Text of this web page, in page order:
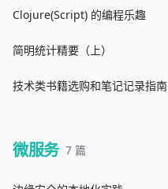
Clojure(Script) 的编程乐趣
简明统计精要（上）
技术类书籍选购和笔记记录指南
微服务 7 篇